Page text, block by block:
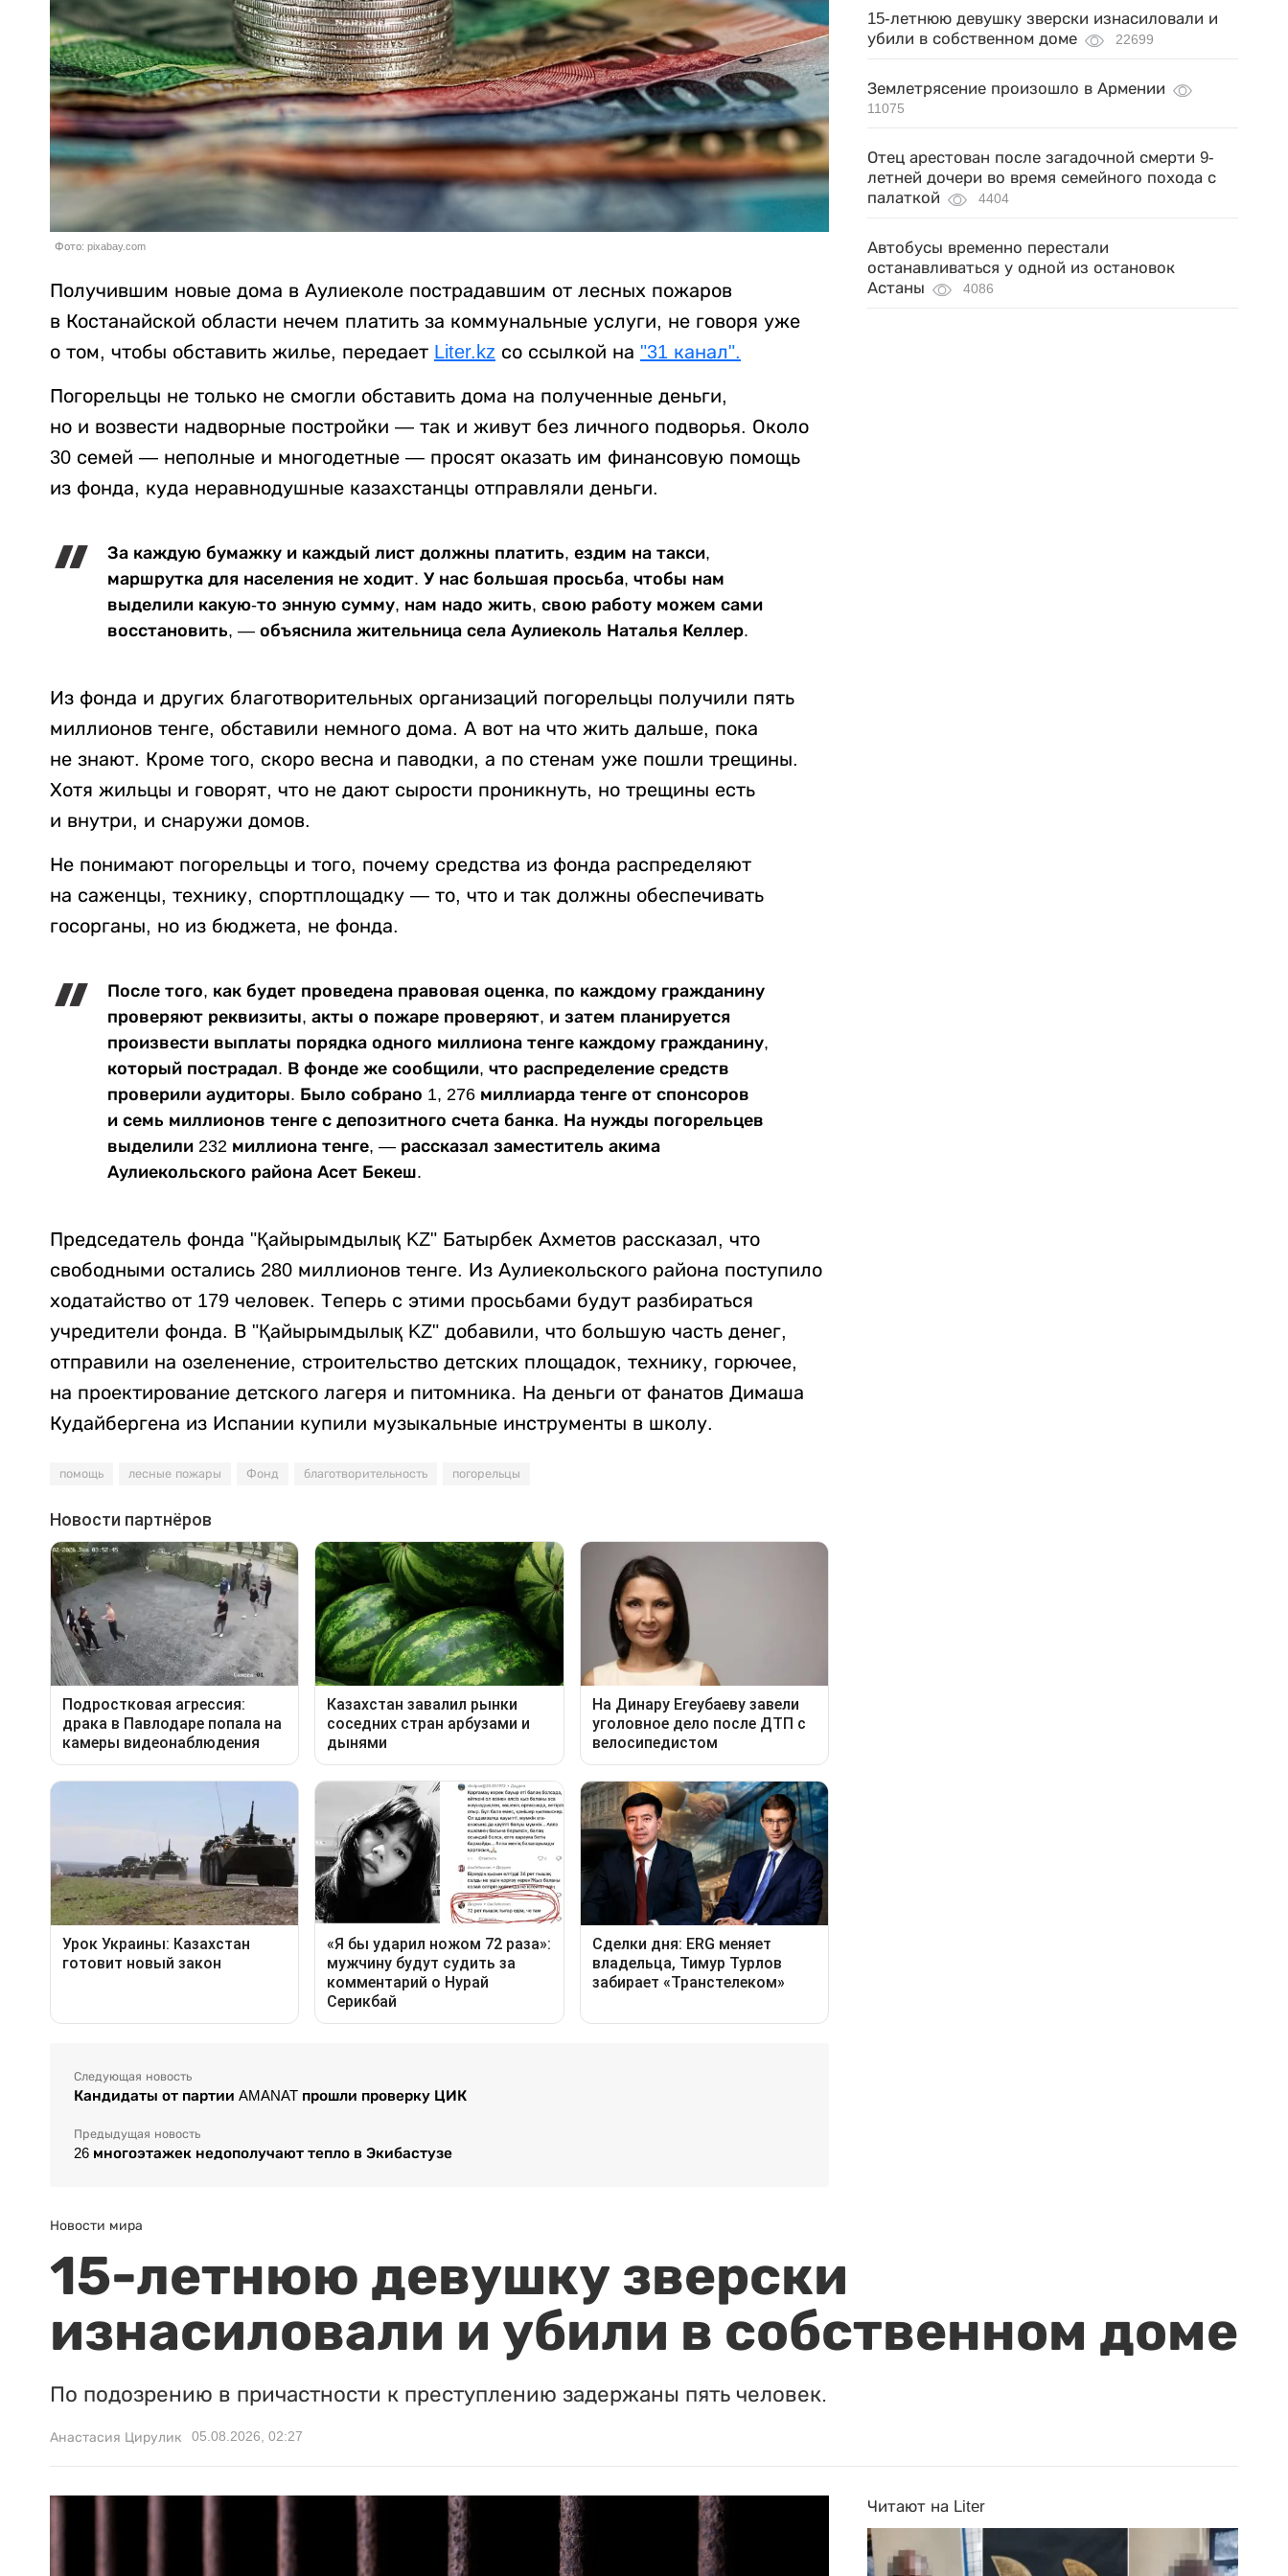
Фото: pixabay.com
Получившим новые дома в Аулиеколе пострадавшим от лесных пожаров
в Костанайской области нечем платить за коммунальные услуги, не говоря уже
о том, чтобы обставить жилье, передает Liter.kz со ссылкой на "31 канал".
Погорельцы не только не смогли обставить дома на полученные деньги,
но и возвести надворные постройки — так и живут без личного подворья. Около
30 семей — неполные и многодетные — просят оказать им финансовую помощь
из фонда, куда неравнодушные казахстанцы отправляли деньги.
За каждую бумажку и каждый лист должны платить, ездим на такси,
маршрутка для населения не ходит. У нас большая просьба, чтобы нам
выделили какую-то энную сумму, нам надо жить, свою работу можем сами
восстановить, — объяснила жительница села Аулиеколь Наталья Келлер.
Из фонда и других благотворительных организаций погорельцы получили пять
миллионов тенге, обставили немного дома. А вот на что жить дальше, пока
не знают. Кроме того, скоро весна и паводки, а по стенам уже пошли трещины.
Хотя жильцы и говорят, что не дают сырости проникнуть, но трещины есть
и внутри, и снаружи домов.
Не понимают погорельцы и того, почему средства из фонда распределяют
на саженцы, технику, спортплощадку — то, что и так должны обеспечивать
госорганы, но из бюджета, не фонда.
После того, как будет проведена правовая оценка, по каждому гражданину
проверяют реквизиты, акты о пожаре проверяют, и затем планируется
произвести выплаты порядка одного миллиона тенге каждому гражданину,
который пострадал. В фонде же сообщили, что распределение средств
проверили аудиторы. Было собрано 1, 276 миллиарда тенге от спонсоров
и семь миллионов тенге с депозитного счета банка. На нужды погорельцев
выделили 232 миллиона тенге, — рассказал заместитель акима
Аулиекольского района Асет Бекеш.
Председатель фонда "Қайырымдылық KZ" Батырбек Ахметов рассказал, что
свободными остались 280 миллионов тенге. Из Аулиекольского района поступило
ходатайство от 179 человек. Теперь с этими просьбами будут разбираться
учредители фонда. В "Қайырымдылық KZ" добавили, что большую часть денег,
отправили на озеленение, строительство детских площадок, технику, горючее,
на проектирование детского лагеря и питомника. На деньги от фанатов Димаша
Кудайбергена из Испании купили музыкальные инструменты в школу.
помощь лесные пожары Фонд благотворительность погорельцы
Следующая новость
Кандидаты от партии AMANAT прошли проверку ЦИК
Предыдущая новость
26 многоэтажек недополучают тепло в Экибастузе
15-летнюю девушку зверски изнасиловали и
убили в собственном доме
22699
Землетрясение произошло в Армении
11075
Отец арестован после загадочной смерти 9-
летней дочери во время семейного похода с
палаткой
4404
Автобусы временно перестали
останавливаться у одной из остановок
Астаны
4086
Новости мира
15-летнюю девушку зверски
изнасиловали и убили в собственном доме
По подозрению в причастности к преступлению задержаны пять человек.
Анастасия Цирулик 05.08.2026, 02:27
Читают на Liter